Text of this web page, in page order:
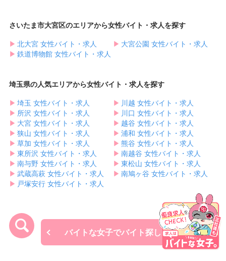
さいたま市大宮区のエリアから女性バイト・求人を探す
▶︎ 北大宮 女性バイト・求人 ▶︎ 大宮公園 女性バイト・求人
▶︎ 鉄道博物館 女性バイト・求人
埼玉県の人気エリアから女性バイト・求人を探す
▶︎ 埼玉 女性バイト・求人 ▶︎ 川越 女性バイト・求人
▶︎ 所沢 女性バイト・求人 ▶︎ 川口 女性バイト・求人
▶︎ 大宮 女性バイト・求人 ▶︎ 越谷 女性バイト・求人
▶︎ 狭山 女性バイト・求人 ▶︎ 浦和 女性バイト・求人
▶︎ 草加 女性バイト・求人 ▶︎ 熊谷 女性バイト・求人
▶︎ 東所沢 女性バイト・求人 ▶︎ 南越谷 女性バイト・求人
▶︎ 南与野 女性バイト・求人 ▶︎ 東松山 女性バイト・求人
▶︎ 武蔵高萩 女性バイト・求人 ▶︎ 南鳩ヶ谷 女性バイト・求人
▶︎ 戸塚安行 女性バイト・求人
バイトな女子でバイト探し